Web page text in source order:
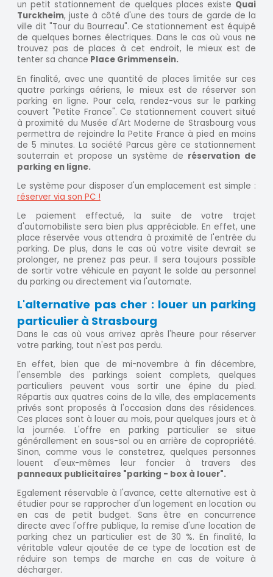
un petit stationnement de quelques places existe Quai
Turckheim, juste à côté d'une des tours de garde de la
ville dit "Tour du Bourreau". Ce stationnement est équipé
de quelques bornes électriques. Dans le cas où vous ne
trouvez pas de places à cet endroit, le mieux est de
tenter sa chance Place Grimmensein.
En finalité, avec une quantité de places limitée sur ces
quatre parkings aériens, le mieux est de réserver son
parking en ligne. Pour cela, rendez-vous sur le parking
couvert "Petite France". Ce stationnement couvert situé
à proximité du Musée d'Art Moderne de Strasbourg vous
permettra de rejoindre la Petite France à pied en moins
de 5 minutes. La société Parcus gère ce stationnement
souterrain et propose un système de réservation de
parking en ligne.
Le système pour disposer d'un emplacement est simple :
réserver via son PC !
Le paiement effectué, la suite de votre trajet
d'automobiliste sera bien plus appréciable. En effet, une
place réservée vous attendra à proximité de l'entrée du
parking. De plus, dans le cas où votre visite devrait se
prolonger, ne prenez pas peur. Il sera toujours possible
de sortir votre véhicule en payant le solde au personnel
du parking ou directement via l'automate.
L'alternative pas cher : louer un parking
particulier à Strasbourg
Dans le cas où vous arrivez après l'heure pour réserver
votre parking, tout n'est pas perdu.
En effet, bien que de mi-novembre à fin décembre,
l'ensemble des parkings soient complets, quelques
particuliers peuvent vous sortir une épine du pied.
Répartis aux quatres coins de la ville, des emplacements
privés sont proposés à l'occasion dans des résidences.
Ces places sont à louer au mois, pour quelques jours et à
la journée. L'offre en parking particulier se situe
générallement en sous-sol ou en arrière de copropriété.
Sinon, comme vous le constetrez, quelques personnes
louent d'eux-mêmes leur foncier à travers des
panneaux publicitaires "parking - box à louer".
Egalement réservable à l'avance, cette alternative est à
étudier pour se rapprocher d'un logement en location ou
en cas de petit budget. Sans être en concurrence
directe avec l'offre publique, la remise d'une location de
parking chez un particulier est de 30 %. En finalité, la
véritable valeur ajoutée de ce type de location est de
réduire son temps de marche en cas de voiture à
décharger.